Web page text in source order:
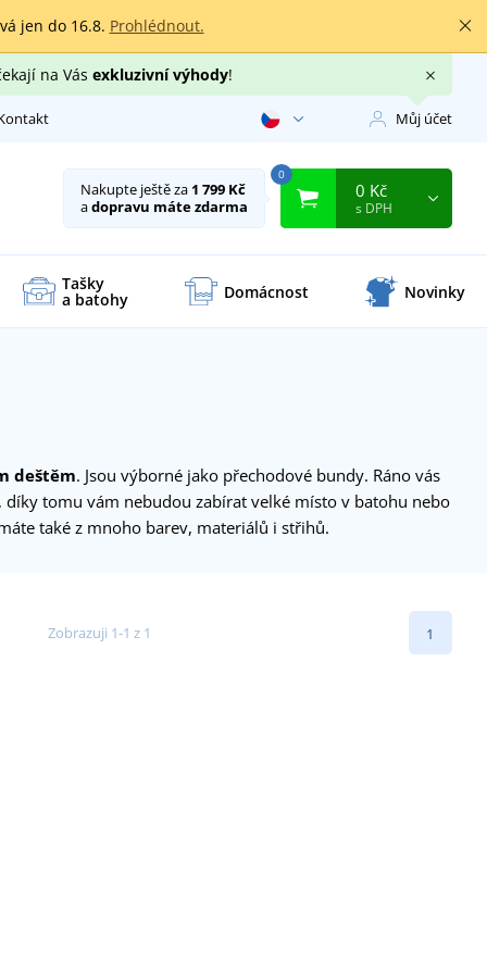
jen do 16.8. Prohlédnout.
na Vás exkluzivní výhody!
Můj účet
Nakupte ještě za 1 799 Kč
adopravu máte zdarma
0
0 Kč
s DPH
Tašky
a batohy Domácnost Novinky
deštěm. Jsou výborné jako přechodové bundy. Ráno vás
díky tomu vám nebudou zabírat velké místo v batohu nebo
také z mnoho barev, materiálů i střihů.
Zobrazuji 1-1 z 1 1